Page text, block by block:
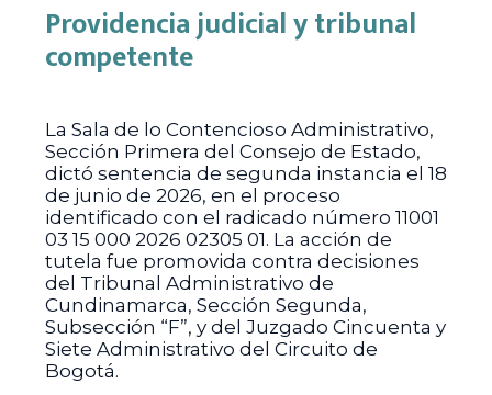
Providencia judicial y tribunal
competente
La Sala de lo Contencioso Administrativo,
Sección Primera del Consejo de Estado,
dictó sentencia de segunda instancia el 18
de junio de 2026, en el proceso
identificado con el radicado número 11001
03 15 000 2026 02305 01. La acción de
tutela fue promovida contra decisiones
del Tribunal Administrativo de
Cundinamarca, Sección Segunda,
Subsección “F”, y del Juzgado Cincuenta y
Siete Administrativo del Circuito de
Bogotá.